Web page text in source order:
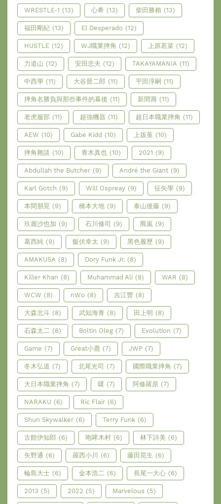
WRESTLE-1 (13) 心希 (13) 柴田勝賴 (13)
福田剛紀 (13) El Desperado (12)
HUSTLE (12) WJ職業摔角 (12) 上原若菜 (12)
力道山 (12) 安田忠夫 (12) TAKAYAMANIA (11)
中西學 (11) 大谷晉二郎 (11) 平田淳嗣 (11)
摔角名勝負與那些事件的幕後 (11) 新間壽 (11)
老虎服部 (11) 超強機器 (11) 超日本職業摔角 (11)
AEW (10) Gabe Kidd (10) 上坂堇 (10)
摔角雜談 (10) 青木真也 (10) 2021 (9)
Abdullah the Butcher (9) André the Giant (9)
Karl Gotch (9) Will Ospreay (9) 征矢學 (9)
本間朋晃 (9) 橋本大地 (9) 泰山後藤 (9)
玖麗沙也加 (9) 石川修司 (9) 羆嵐 (9)
葛西純 (9) 飯伏幸太 (9) 黑色履歷 (9)
AMAKUSA (8) Dory Funk Jr. (8)
Killer Khan (8) Muhammad Ali (8) WAR (8)
WCW (8) nWo (8) 吉江豐 (8)
大森北斗 (8) 武知海青 (8) 田上明 (8)
石森太二 (8) Boltin Oleg (7) Evolution (7)
Game (7) Great小鹿 (7) JWP (7)
冬木弘道 (7) 北尾光司 (7) 國際職業摔角 (7)
大日本職業摔角 (7) 曙 (7) 阿修羅原 (7)
NARAKU (6) Ric Flair (6)
Shun Skywalker (6) Terry Funk (6)
古館伊知郎 (6) 咆哮木村 (6) 林下詩美 (6)
矢野通 (6) 羅西小川 (6) 藤田晃生 (6)
輪島大士 (6) 金本浩二 (6) 長尾一大心 (6)
2013 (5) 2022 (5) Marvelous (5)